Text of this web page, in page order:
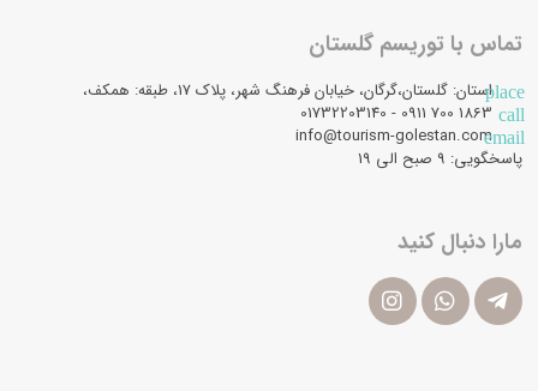
تماس با توریسم گلستان
placeاستان: گلستان،گرگان، خیابان فرهنگ شهر، پلاک 17، طبقه: همکف،
call
email
info@tourism-golestan.com
پاسخگویی: ۹ صبح الی 19
مارا دنبال کنید